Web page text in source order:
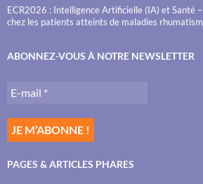
ECR2026 : Intelligence Artificielle (IA) et Santé
chez les patients atteints de maladies
ABONNEZ-VOUS À NOTRE NEWSLETTER
PAGES & ARTICLES PHARES